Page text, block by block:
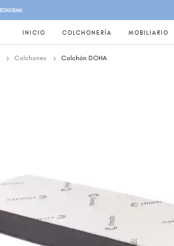
INICIO COLCHONERÍA MOBILIARIO
Colchones Colchón DOHA